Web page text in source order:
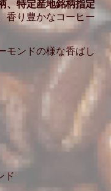
、特定産地銘柄指定
香り豊かなコーヒー
モンドの様な香ばし
ド